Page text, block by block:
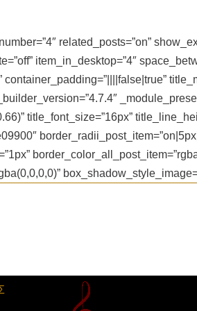
related_posts=”on”
item_in_desktop=”4″
container_padding=”||||false|true”
title_font_size=”16px”